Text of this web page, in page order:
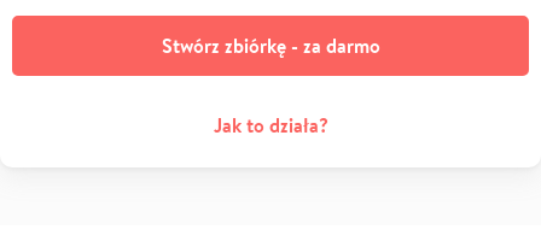
Stwórz zbiórkę - za darmo
Jak to działa?